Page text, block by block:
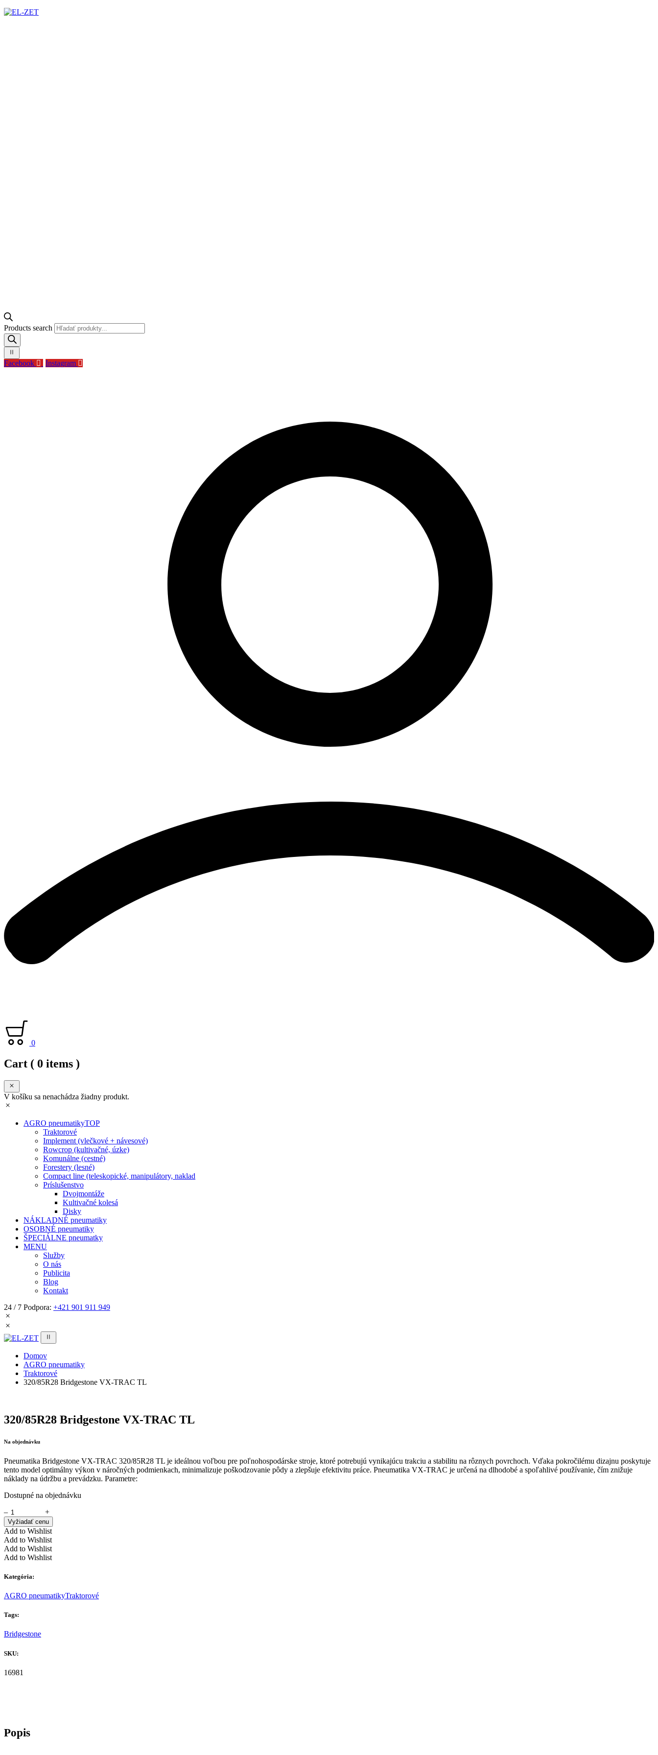
Products search
Facebook Instagram
0
Cart ( 0 items )
V košíku sa nenachádza žiadny produkt.
AGRO pneumatikyTOP
Traktorové
Implement (vlečkové + návesové)
Rowcrop (kultivačné, úzke)
Komunálne (cestné)
Forestery (lesné)
Compact line (teleskopické, manipulátory, naklad
Príslušenstvo
Dvojmontáže
Kultivačné kolesá
Disky
NÁKLADNÉ pneumatiky
OSOBNÉ pneumatiky
ŠPECIÁLNE pneumatky
MENU
Služby
O nás
Publicita
Blog
Kontakt
24 / 7 Podpora: +421 901 911 949
Domov
AGRO pneumatiky
Traktorové
320/85R28 Bridgestone VX-TRAC TL
320/85R28 Bridgestone VX-TRAC TL
Na objednávku
Pneumatika Bridgestone VX-TRAC 320/85R28 TL je ideálnou voľbou pre poľnohospodárske stroje, ktoré potrebujú vynikajúcu trakciu a stabilitu na rôznych povrchoch. Vďaka pokročilému dizajnu poskytuje
tento model optimálny výkon v náročných podmienkach, minimalizuje poškodzovanie pôdy a zlepšuje efektivitu práce. Pneumatika VX-TRAC je určená na dlhodobé a spoľahlivé používanie, čím znižuje
náklady na údržbu a prevádzku. Parametre:
Dostupné na objednávku
–
+
Vyžiadať cenu
Add to Wishlist
Add to Wishlist
Add to Wishlist
Add to Wishlist
Kategória:
AGRO pneumatikyTraktorové
Tags:
Bridgestone
SKU:
16981